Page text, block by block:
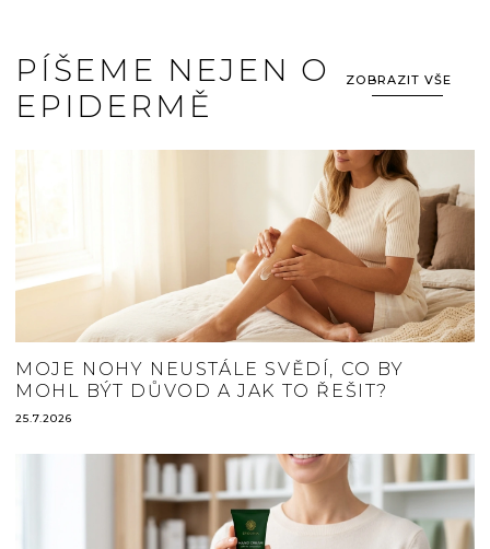
PÍŠEME NEJEN O
EPIDERMĚ
ZOBRAZIT VŠE
MOJE NOHY NEUSTÁLE SVĚDÍ, CO BY
MOHL BÝT DŮVOD A JAK TO ŘEŠIT?
25.7.2026